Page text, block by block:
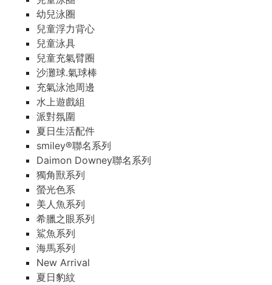
幼兒泳圈
兒童浮力背心
兒童泳具
兒童充氣臂圈
沙灘球.氣球棒
充氣泳池周邊
水上遊戲組
派對氛圍
夏日生活配件
smiley®聯名系列
Daimon Downey聯名系列
獨角獸系列
螢光色系
美人魚系列
希臘之眼系列
鯊魚系列
海馬系列
New Arrival
夏日豹紋